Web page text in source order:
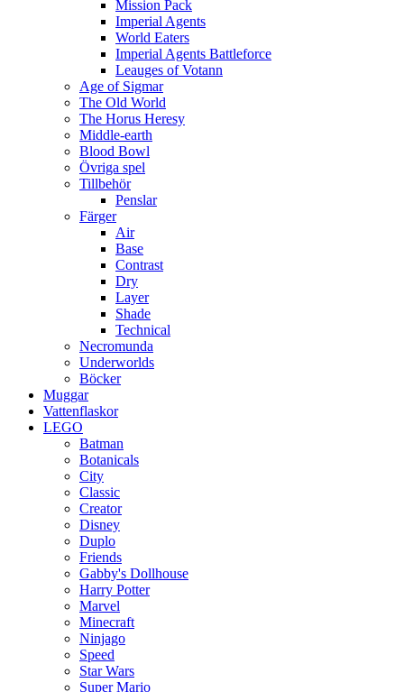
Mission Pack
Imperial Agents
World Eaters
Imperial Agents Battleforce
Leauges of Votann
Age of Sigmar
The Old World
The Horus Heresy
Middle-earth
Blood Bowl
Övriga spel
Tillbehör
Penslar
Färger
Air
Base
Contrast
Dry
Layer
Shade
Technical
Necromunda
Underworlds
Böcker
Muggar
Vattenflaskor
LEGO
Batman
Botanicals
City
Classic
Creator
Disney
Duplo
Friends
Gabby's Dollhouse
Harry Potter
Marvel
Minecraft
Ninjago
Speed
Star Wars
Super Mario